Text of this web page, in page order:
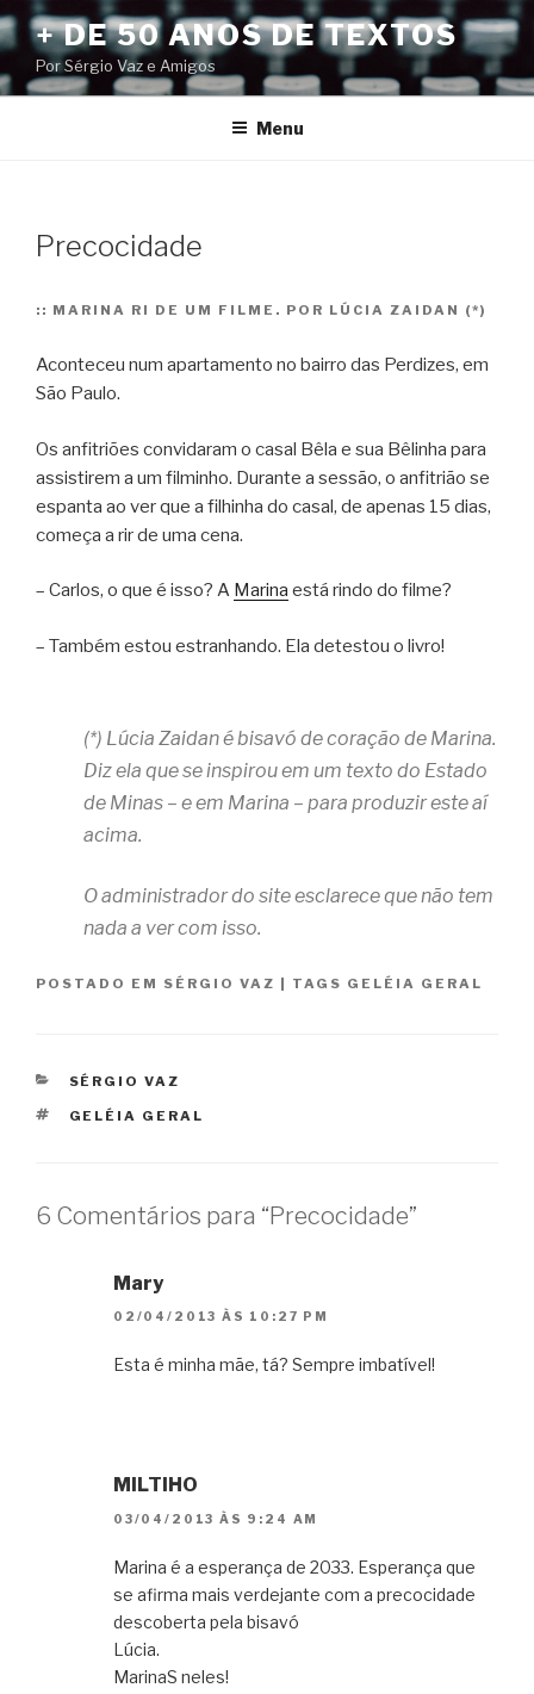
Pular
para
o
conteúdo
+ DE 50 ANOS DE TEXTOS
Por Sérgio Vaz e Amigos
Menu
Precocidade
:: MARINA RI DE UM FILME. POR LÚCIA ZAIDAN (*)
Aconteceu num apartamento no bairro das Perdizes, em
São Paulo.
Os anfitriões convidaram o casal Bêla e sua Bêlinha para
assistirem a um filminho. Durante a sessão, o anfitrião se
espanta ao ver que a filhinha do casal, de apenas 15 dias,
começa a rir de uma cena.
– Carlos, o que é isso? A Marina está rindo do filme?
– Também estou estranhando. Ela detestou o livro!
(*) Lúcia Zaidan é bisavó de coração de Marina.
Diz ela que se inspirou em um texto do Estado
de Minas – e em Marina – para produzir este aí
acima.
O administrador do site esclarece que não tem
nada a ver com isso.
POSTADO EM SÉRGIO VAZ TAGS GELÉIA GERAL
CATEGORIAS
SÉRGIO VAZ
TAGS
GELÉIA GERAL
6 Comentários para “Precocidade”
Mary
02/04/2013 ÀS 10:27 PM
Esta é minha mãe, tá? Sempre imbatível!
MILTIHO
03/04/2013 ÀS 9:24 AM
Marina é a esperança de 2033. Esperança que
se afirma mais verdejante com a precocidade
descoberta pela bisavó
Lúcia.
MarinaS neles!